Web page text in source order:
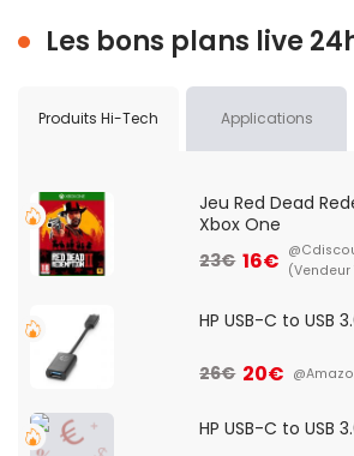
Les bons plans live
Produits Hi-Tech Applications
Jeu Red Dead
Xbox One
23€ 16€ (Vendeur
HP USB-C to USB
26€ 20€
HP USB-C to USB